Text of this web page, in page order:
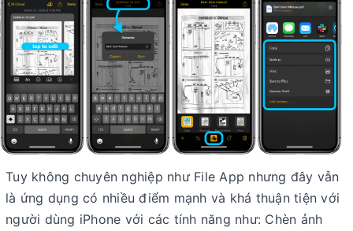
Tuy không chuyên nghiệp như File App nhưng đây vẫn
là ứng dụng có nhiều điểm mạnh và khá thuận tiện với
người dùng iPhone với các tính năng như: Chèn ảnh